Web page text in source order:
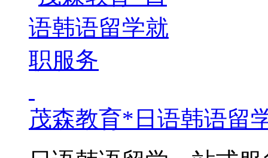
茂森教育*日语韩语留